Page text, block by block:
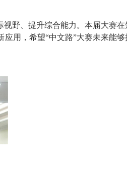
野、提升综合能力。本届大赛在
用，希望“中文路”大赛未来能够